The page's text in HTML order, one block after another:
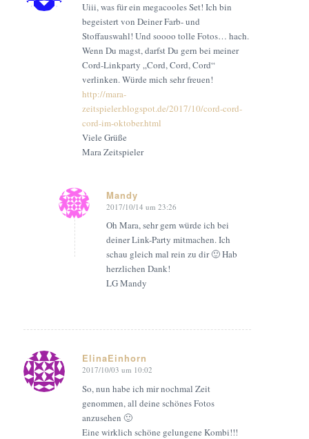
Uiii, was für ein megacooles Set! Ich bin
begeistert von Deiner Farb- und
Stoffauswahl! Und soooo tolle Fotos… hach.
Wenn Du magst, darfst Du gern bei meiner
Cord-Linkparty „Cord, Cord, Cord“
verlinken. Würde mich sehr freuen!
http://mara-
zeitspieler.blogspot.de/2017/10/cord-cord-
cord-im-oktober.html
Viele Grüße
Mara Zeitspieler
Mandy
says:
2017/10/14 um 23:26
Oh Mara, sehr gern würde ich bei
deiner Link-Party mitmachen. Ich
schau gleich mal rein zu dir 🙂 Hab
herzlichen Dank!
LG Mandy
ElinaEinhorn
says:
2017/10/03 um 10:02
So, nun habe ich mir nochmal Zeit
genommen, all deine schönes Fotos
anzusehen 🙂
Eine wirklich schöne gelungene Kombi!!!